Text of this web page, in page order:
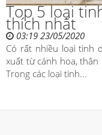
Top 5 loại
thích nhất
03:19 23/05/2020
Có rất nhiều loại tinh
xuất từ cánh hoa, thân
Trong các loại tinh...